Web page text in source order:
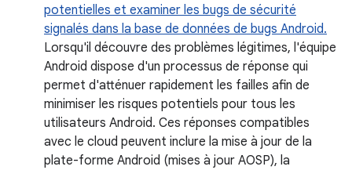
potentielles et examiner les bugs de sécurité
signalés dans la base de données de bugs Android.
Lorsqu'il découvre des problèmes légitimes, l'équipe
Android dispose d'un processus de réponse qui
permet d'atténuer rapidement les failles afin de
minimiser les risques potentiels pour tous les
utilisateurs Android. Ces réponses compatibles
avec le cloud peuvent inclure la mise à jour de la
plate-forme Android (mises à jour AOSP), la